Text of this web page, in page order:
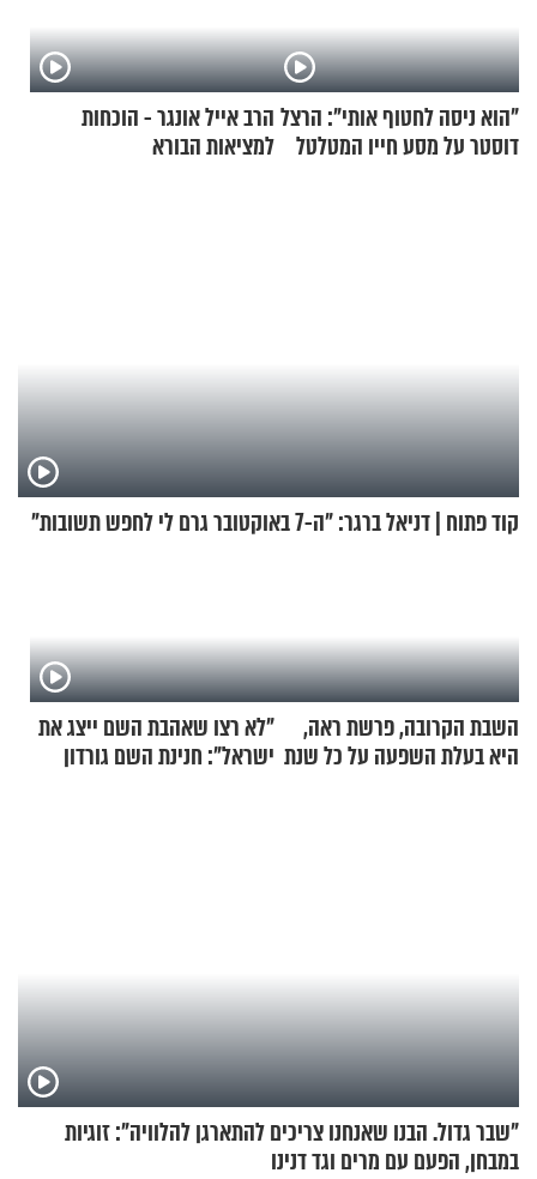
"הוא ניסה לחטוף אותי": הרצל
דוסטר על מסע חייו המטלטל
הרב אייל אונגר - הוכחות
למציאות הבורא
קוד פתוח | דניאל ברגר: "ה-7 באוקטובר גרם לי לחפש תשובות"
השבת הקרובה, פרשת ראה,
היא בעלת השפעה על כל שנת
"לא רצו שאהבת השם ייצג את
ישראל": חנינת השם גורדון
"שבר גדול. הבנו שאנחנו צריכים להתארגן להלוויה": זוגיות
במבחן, הפעם עם מרים וגד דנינו